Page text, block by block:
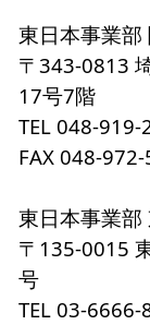
東日本事業部
〒343-0813
17号7階
TEL 048-919-
FAX 048-
東日本事業部
〒135-0015
号
TEL 03-6666-